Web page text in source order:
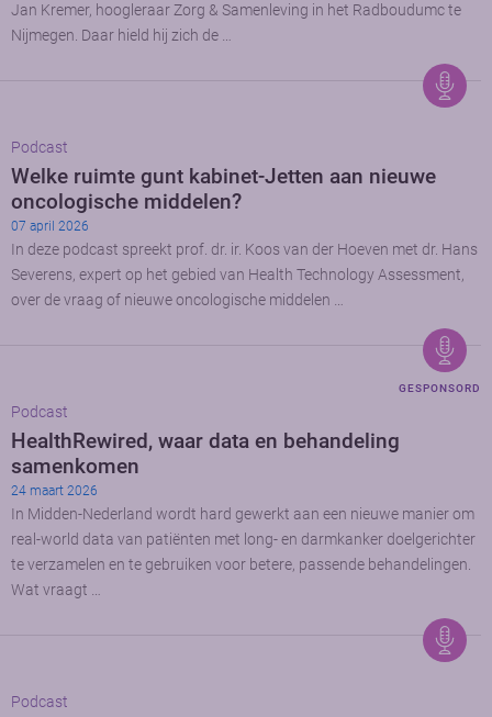
Jan Kremer, hoogleraar Zorg & Samenleving in het Radboudumc te
Nijmegen. Daar hield hij zich de …
Podcast
Welke ruimte gunt kabinet-Jetten aan nieuwe
oncologische middelen?
07 april 2026
In deze podcast spreekt prof. dr. ir. Koos van der Hoeven met dr. Hans
Severens, expert op het gebied van Health Technology Assessment,
over de vraag of nieuwe oncologische middelen …
GESPONSORD
Podcast
HealthRewired, waar data en behandeling
samenkomen
24 maart 2026
In Midden-Nederland wordt hard gewerkt aan een nieuwe manier om
real-world data van patiënten met long- en darmkanker doelgerichter
te verzamelen en te gebruiken voor betere, passende behandelingen.
Wat vraagt …
Podcast